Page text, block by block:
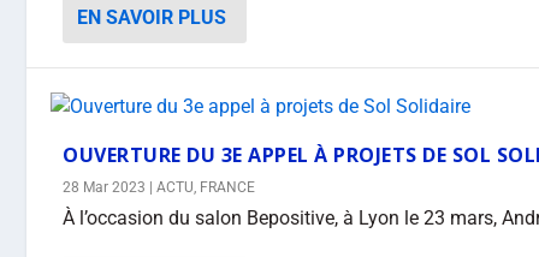
EN SAVOIR PLUS
OUVERTURE DU 3E APPEL À PROJETS DE SOL
28 Mar 2023 |ACTU, FRANCE
À l’occasion du salon Bepositive, à Lyon le 23 mars,